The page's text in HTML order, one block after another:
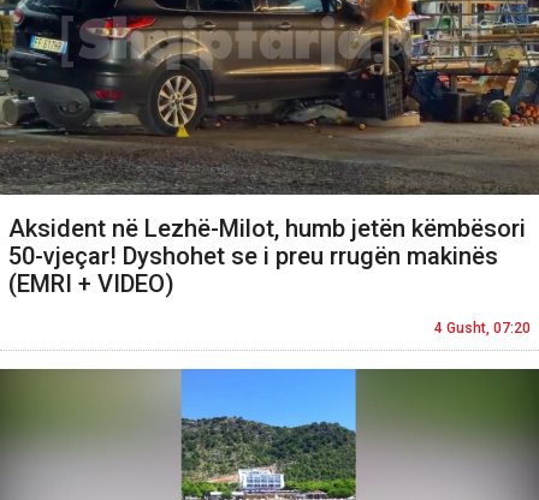
Aksident në Lezhë-Milot, humb jetën këmbësori
50-vjeçar! Dyshohet se i preu rrugën makinës
(EMRI + VIDEO)
4 Gusht, 07:20